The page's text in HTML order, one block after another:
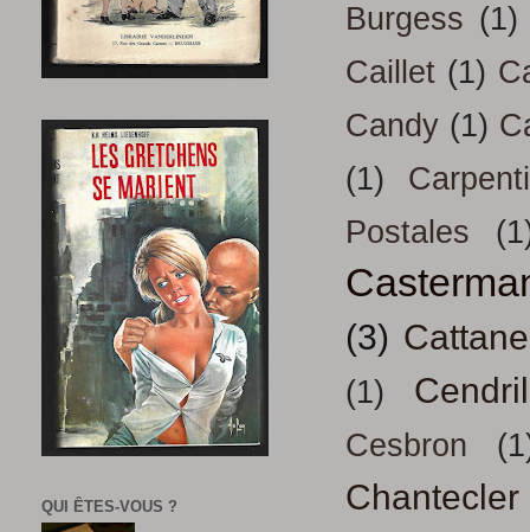
Burgess (1)
Caillet (1)
Candy (1)
(1)
Postales
(3)
(1)
Cesbron
Chantecler
QUI ÊTES-VOUS ?